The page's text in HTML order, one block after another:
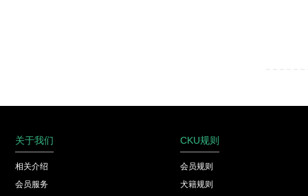
关于我们
相关介绍
会员服务
CKU规则
会员规则
犬籍规则